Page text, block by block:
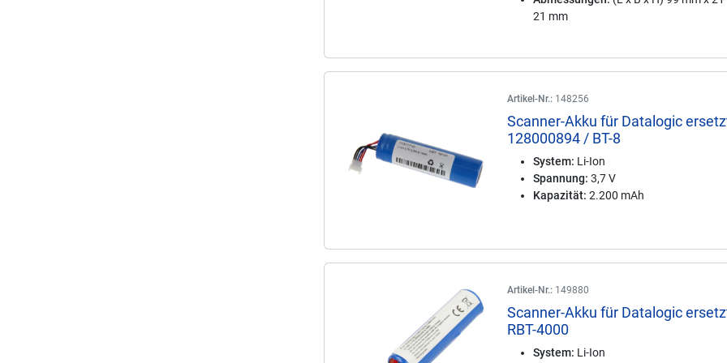
21 mm
Artikel-Nr.: 148256
Scanner-Akku für Datalogic
128000894 / BT-8
System: Li-Ion
Spannung: 3,7 V
Kapazität: 2.200 mAh
Artikel-Nr.: 149880
Scanner-Akku für Datalogic
RBT-4000
System: Li-Ion